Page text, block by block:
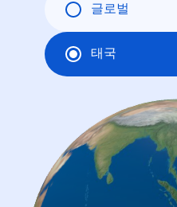
글로벌
태국